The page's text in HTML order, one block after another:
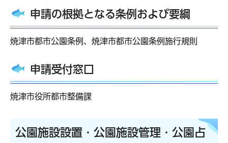
申請の根拠となる条例および要綱
焼津市都市公園条例、焼津市都市公園条例施行規則
申請受付窓口
焼津市役所都市整備課
公園施設設置・公園施設管理・公園占